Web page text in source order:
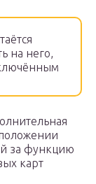
на него,
за функцию
карт